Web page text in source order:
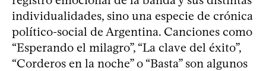
individualidades, sino una especie de crónica
político-social de Argentina. Canciones como
“Esperando el milagro”, “La clave del éxito”,
“Corderos en la noche” o “Basta” son algunos